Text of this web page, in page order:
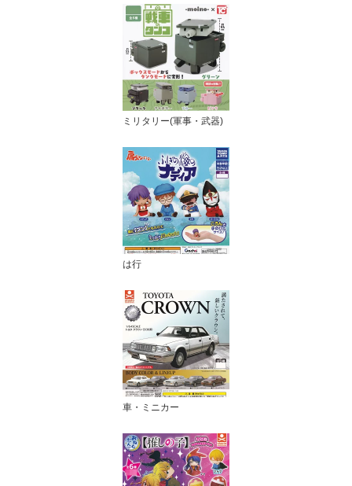
ミリタリー(軍事・武器)
は行
車・ミニカー